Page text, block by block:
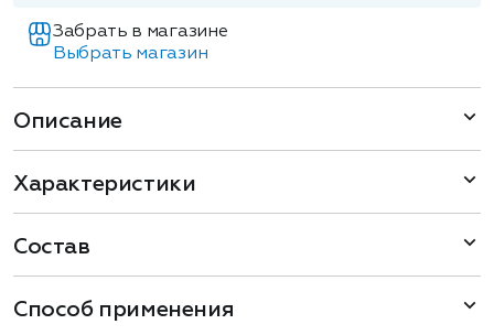
Забрать в магазине
Выбрать магазин
Описание
Характеристики
Состав
Способ применения